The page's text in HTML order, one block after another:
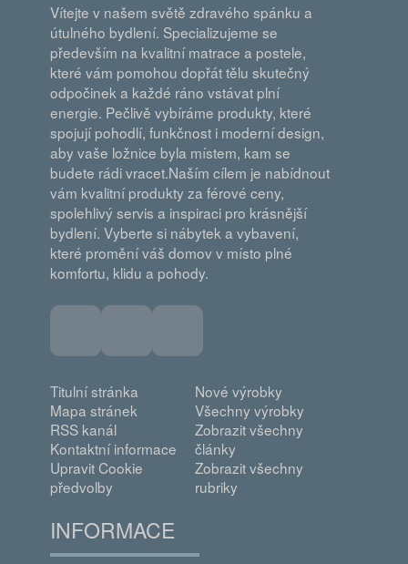
Vítejte v našem světě zdravého spánku a
útulného bydlení. Specializujeme se
především na kvalitní matrace a postele,
které vám pomohou dopřát tělu skutečný
odpočinek a každé ráno vstávat plní
energie. Pečlivě vybíráme produkty, které
spojují pohodlí, funkčnost i moderní design,
aby vaše ložnice byla místem, kam se
budete rádi vracet.Naším cílem je nabídnout
vám kvalitní produkty za férové ceny,
spolehlivý servis a inspiraci pro krásnější
bydlení. Vyberte si nábytek a vybavení,
které promění váš domov v místo plné
komfortu, klidu a pohody.
Titulní stránka
Mapa stránek
RSS kanál
Kontaktní informace
Upravit Cookie
předvolby
Nové výrobky
Všechny výrobky
Zobrazit všechny
články
Zobrazit všechny
rubriky
INFORMACE